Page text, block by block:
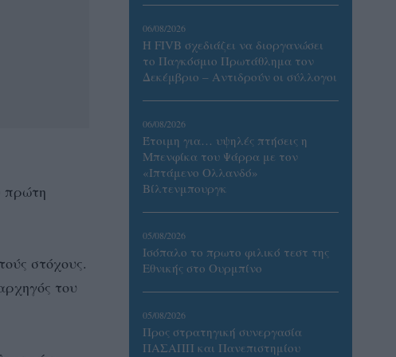
πρώτη
στόχους.
του
06/08/2026
Η FIVB σχεδιάζει να διοργανώσει
το Παγκόσμιο Πρωτάθλημα τον
Δεκέμβριο – Αντιδρούν οι σύλλογοι
06/08/2026
Έτοιμη για… υψηλές πτήσεις η
Μπενφίκα του Ψάρρα με τον
«Ιπτάμενο Ολλανδό»
Βίλτενμπουργκ
05/08/2026
Ισόπαλο το πρωτο φιλικό τεστ της
Εθνικής στο Ουρμπίνο
05/08/2026
Προς στρατηγική συνεργασία
ΠΑΣΑΠΠ και Πανεπιστημίου